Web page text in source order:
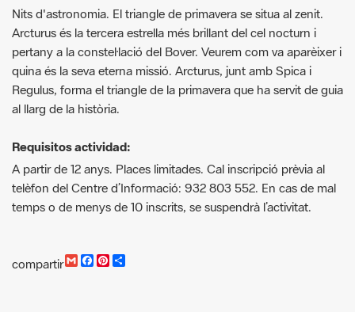
Nits d'astronomia. El triangle de primavera se situa al zenit.
Arcturus és la tercera estrella més brillant del cel nocturn i
pertany a la constel·lació del Bover. Veurem com va aparèixer i
quina és la seva eterna missió. Arcturus, junt amb Spica i
Regulus, forma el triangle de la primavera que ha servit de guia
al llarg de la història.
Requisitos actividad:
A partir de 12 anys. Places limitades. Cal inscripció prèvia al
telèfon del Centre d’Informació: 932 803 552. En cas de mal
temps o de menys de 10 inscrits, se suspendrà l’activitat.
compartir
G
F
P